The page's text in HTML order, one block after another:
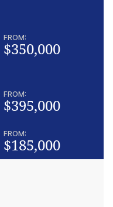
FROM:
$350,000
FROM:
$395,000
FROM:
$185,000